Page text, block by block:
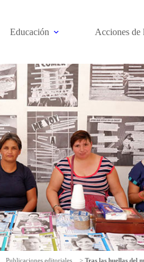
Educación Acciones
Publicaciones editoriales > Tras las huellas del